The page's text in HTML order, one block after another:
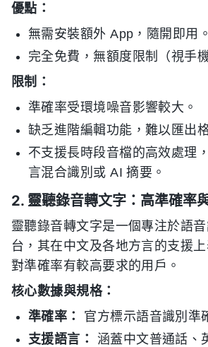
優點：
無需安裝額外 App，隨開即用。
完全免費，無額度限制（視手
限制：
準確率受環境噪音影響較大。
缺乏進階編輯功能，難以匯出
不支援長時段音檔的高效處理
言混合識別或 AI 摘要。
2. 靈聽錄音轉文字：高準確率
靈聽錄音轉文字是一個專注於語
台，其在中文及各地方言的支援
對準確率有較高要求的用戶。
核心數據與規格：
準確率：
官方標示語音識別準
支援語言：
涵蓋中文普通話、